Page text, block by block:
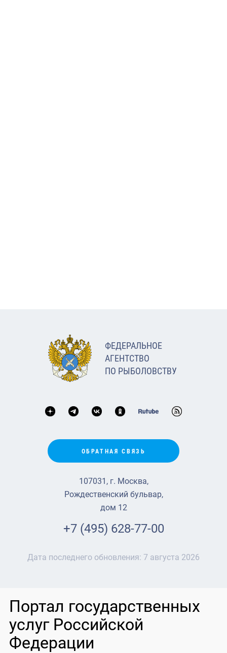
ФЕДЕРАЛЬНОЕ
АГЕНТСТВО
ПО РЫБОЛОВСТВУ
ОБРАТНАЯ СВЯЗЬ
107031, г. Москва,
Рождественский бульвар,
дом 12
+7 (495) 628-77-00
Дата последнего обновления: 7 августа 2026
Портал государственных
услуг Российской
Федерации